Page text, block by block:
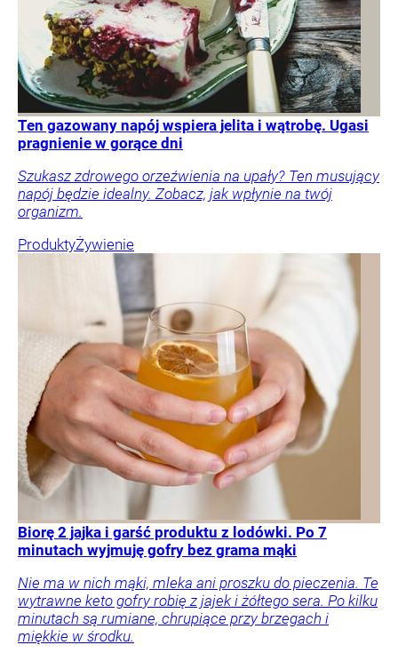
Ten gazowany napój wspiera jelita i wątrobę. Ugasi
pragnienie w gorące dni
Szukasz zdrowego orzeźwienia na upały? Ten musujący
napój będzie idealny. Zobacz, jak wpłynie na twój
organizm.
ProduktyŻywienie
Biorę 2 jajka i garść produktu z lodówki. Po 7
minutach wyjmuję gofry bez grama mąki
Nie ma w nich mąki, mleka ani proszku do pieczenia. Te
wytrawne keto gofry robię z jajek i żółtego sera. Po kilku
minutach są rumiane, chrupiące przy brzegach i
miękkie w środku.